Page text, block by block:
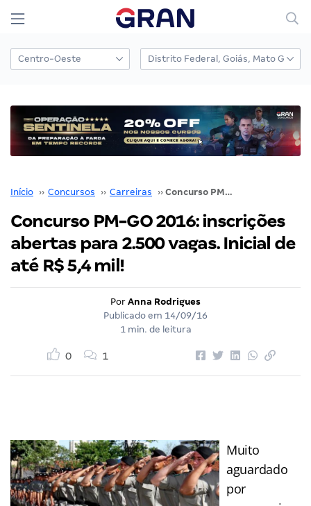
Início ›› Concursos ›› Carreiras ›› Concurso PM-GO 2016: inscrições abertas para 2.500 vagas. Inicial de até R$ 5,4 mil!
Concurso PM-GO 2016: inscrições
abertas para 2.500 vagas. Inicial de
até R$ 5,4 mil!
Por Anna Rodrigues
Publicado em 14/09/16
1 min. de leitura
0 1
Muito
aguardado
por